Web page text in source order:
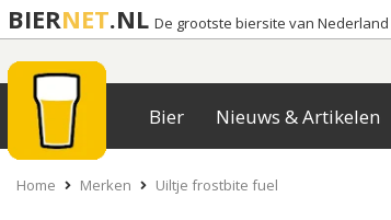
BIERNET.NL De grootste biersite van Nederland
Bier Nieuws & Artikelen
Home Merken Uiltje frostbite fuel